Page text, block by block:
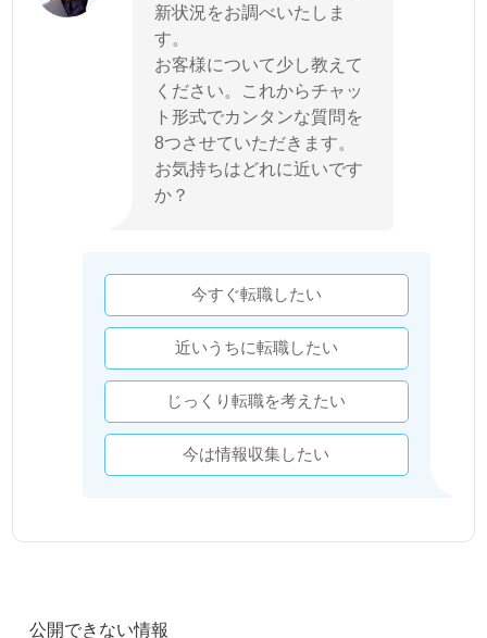
新状況をお調べいたしま
す。
お客様について少し教えて
ください。これからチャッ
ト形式でカンタンな質問を
8つさせていただきます。
お気持ちはどれに近いです
か？
今すぐ転職したい
近いうちに転職したい
じっくり転職を考えたい
今は情報収集したい
公開できない情報